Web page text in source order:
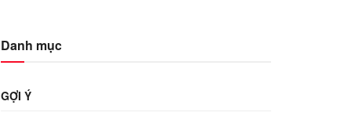
Danh mục
GỢI Ý